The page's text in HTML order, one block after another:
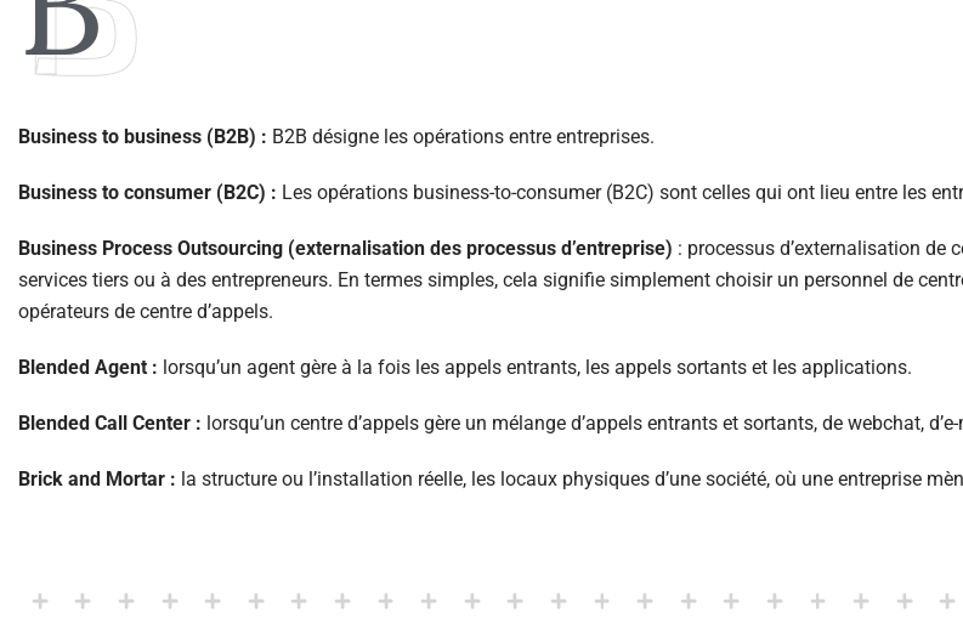
Business to business (B2B) : B2B désigne les opérations entre entreprises.
Business to consumer (B2C) : Les opérations business-to-consumer (B2C) sont celles qui ont lieu entre les
Business Process Outsourcing (externalisation des processus d’entreprise) : processus d’externalisation de
services tiers ou à des entrepreneurs. En termes simples, cela signifie simplement choisir un personnel de
opérateurs de centre d’appels.
Blended Agent : lorsqu’un agent gère à la fois les appels entrants, les appels sortants et les applications.
Blended Call Center : lorsqu’un centre d’appels gère un mélange d’appels entrants et sortants, de webchat,
Brick and Mortar : la structure ou l’installation réelle, les locaux physiques d’une société, où une entreprise